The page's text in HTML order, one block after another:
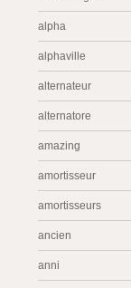
alpha
alphaville
alternateur
alternatore
amazing
amortisseur
amortisseurs
ancien
anni